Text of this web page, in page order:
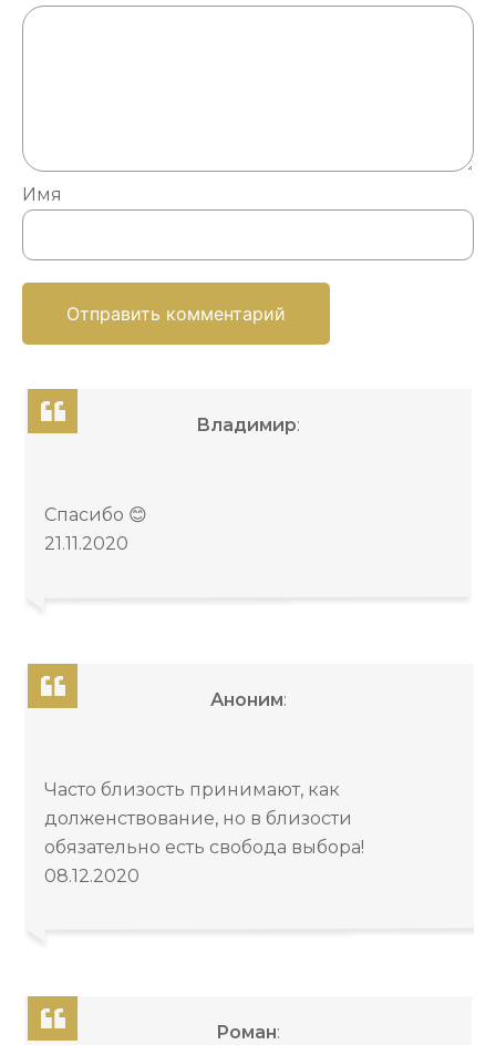
Имя
Владимир:
Спасибо 😊
21.11.2020
Аноним:
Часто близость принимают, как
долженствование, но в близости
обязательно есть свобода выбора!
08.12.2020
Роман: